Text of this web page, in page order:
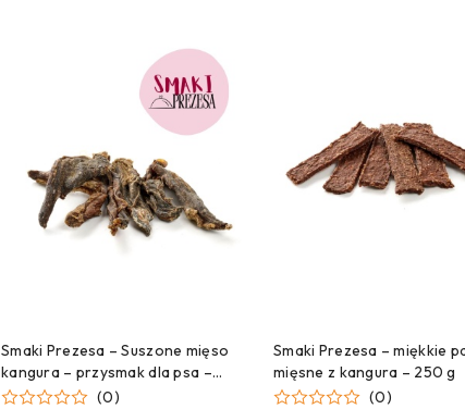
Smaki Prezesa – Suszone mięso
kangura – przysmak dla psa –
100g
(0)
Smaki Prezesa – miękkie
mięsne z kangura – 250 g
(0)